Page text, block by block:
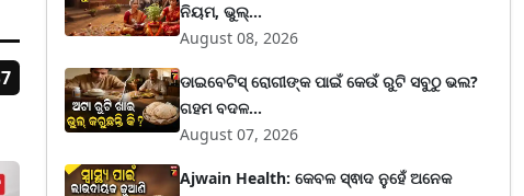
ନିୟମ, ଭୁଲ୍...
August 08, 2026
ଡାଇବେଟିସ୍ ରୋଗୀଙ୍କ ପାଇଁ କେଉଁ ରୁଟି ସବୁଠୁ ଭଲ?
ଗହମ ବଦଳ...
August 07, 2026
Ajwain Health: କେବଳ ସ୍ଵାଦ ନୁହେଁ ଅନେକ